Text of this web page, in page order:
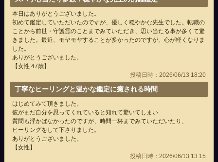
本日はありがとうございました。
初めて鑑定していただいたのですが、優しく穏やかな先生でした。転職の
ことから前世・守護霊のことまでみていただき、思い当たる事が多くて驚
きました。最近、モヤモヤすることが多かったのですが、心が軽くなりま
した。
ありがとうございました。
【女性 47歳】
投稿日時：2026/06/13 18:20
丁寧なヒーリングと温かな鑑定に癒される時間
はじめてみて頂きました。
彼がまだ自分を思ってくれていると知れて驚いてしまい
質問も浮かばなかったのですが、時間一杯までみていただいたり、
ヒーリングをして下さりました。
ありがとうございました。
【女性】
投稿日時：2026/06/13 13:15